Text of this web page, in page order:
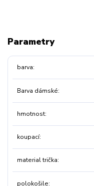
Parametry
barva
Barva dámské
hmotnost
koupací
material trička
polokošile